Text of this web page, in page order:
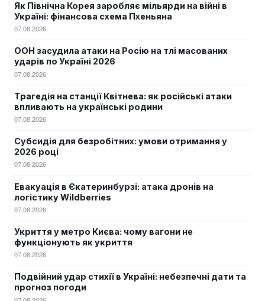
Як Північна Корея заробляє мільярди на війні в
Україні: фінансова схема Пхеньяна
07.08.2026
ООН засудила атаки на Росію на тлі масованих
ударів по Україні 2026
07.08.2026
Трагедія на станції Квітнева: як російські атаки
впливають на українські родини
07.08.2026
Субсидія для безробітних: умови отримання у
2026 році
07.08.2026
Евакуація в Єкатеринбурзі: атака дронів на
логістику Wildberries
07.08.2026
Укриття у метро Києва: чому вагони не
функціонують як укриття
07.08.2026
Подвійний удар стихії в Україні: небезпечні дати та
прогноз погоди